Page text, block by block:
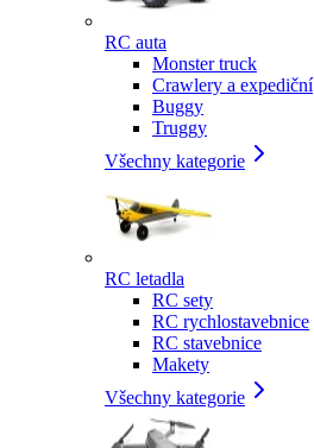
RC auta
Monster truck
Crawlery a expediční
Buggy
Truggy
Všechny kategorie
RC letadla
RC sety
RC rychlostavebnice
RC stavebnice
Makety
Všechny kategorie